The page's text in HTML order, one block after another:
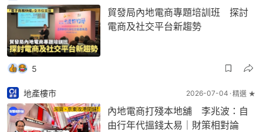
貿發局內地電商專題培訓班 探討
電商及社交平台新趨勢
5
地產樓市 2026-07-04 精選 ★
內地電商打殘本地舖 李兆波：自
由行年代搵錢太易｜財策相對論